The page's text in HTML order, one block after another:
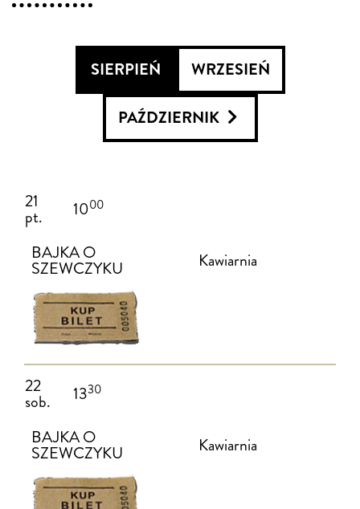
SIERPIEŃ WRZESIEŃ
PAŹDZIERNIK
21
pt. 1000
BAJKA O
SZEWCZYKU Kawiarnia
22
sob. 1330
BAJKA O
SZEWCZYKU Kawiarnia